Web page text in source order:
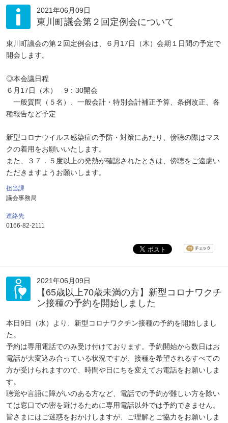
2021年06月09日
東川町議会第２回定例会について
東川町議会の第２回定例会は、６月17日（木）会期１日間の予定で
開会します。
◎本会議日程
６月17日（木） 9：30開会
一般質問（５名）、一般会計・特別会計補正予算、条例改正、各
種報告など予定
新型コロナウイルス感染症の予防・対策にあたり、傍聴の際はマス
クの着用をお願いいたします。
また、３７．５度以上の発熱が確認されたときは、傍聴をご遠慮い
ただきますようお願いします。
担当課
議会事務局
連絡先
0166-82-2111
2021年06月09日
【65歳以上70歳未満の方】新型コロナワクチ
ン接種の予約を開始しました
本日9日（水）より、新型コロナワクチン接種の予約を開始しまし
た。
予約は専用電話でのみ受け付けております。予約開始から数日はお
電話が大変込み合っている状況ですが、接種を希望されるすべての
方が受けられますので、時間や日にちを変えてお電話をお願いしま
す。
聴覚や言語に障がいのある方など、電話での予約が難しい方を除い
ては窓口での密を避けるために専用電話以外では予約できません。
皆さまにはご迷惑をおかけしますが、ご理解とご協力をお願いしま